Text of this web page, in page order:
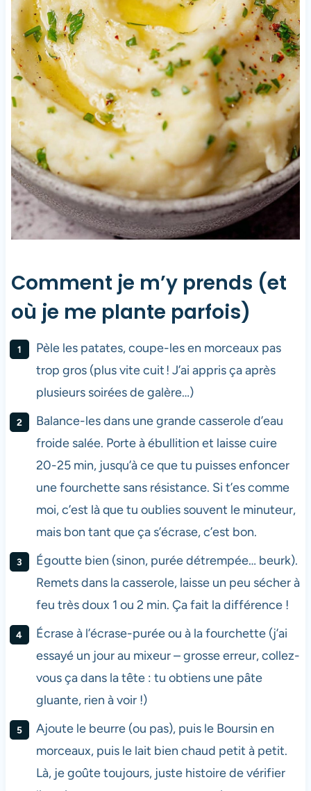
Comment je m’y prends (et
où je me plante parfois)
Pèle les patates, coupe-les en morceaux pas
trop gros (plus vite cuit ! J’ai appris ça après
plusieurs soirées de galère…)
Balance-les dans une grande casserole d’eau
froide salée. Porte à ébullition et laisse cuire
20-25 min, jusqu’à ce que tu puisses enfoncer
une fourchette sans résistance. Si t’es comme
moi, c’est là que tu oublies souvent le minuteur,
mais bon tant que ça s’écrase, c’est bon.
Égoutte bien (sinon, purée détrempée… beurk).
Remets dans la casserole, laisse un peu sécher à
feu très doux 1 ou 2 min. Ça fait la différence !
Écrase à l’écrase-purée ou à la fourchette (j’ai
essayé un jour au mixeur – grosse erreur, collez-
vous ça dans la tête : tu obtiens une pâte
gluante, rien à voir !)
Ajoute le beurre (ou pas), puis le Boursin en
morceaux, puis le lait bien chaud petit à petit.
Là, je goûte toujours, juste histoire de vérifier